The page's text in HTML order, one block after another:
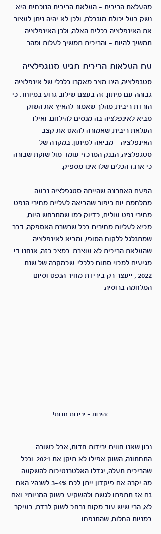
מהעלאת הריבית – העלאת הריבית הנוכחית היא
נשק בעל יכולת מוגבלת, ולכן לא יהיה ניתן לעצור
את האינפלציה בכלים האלה, ולכן האינפלציה
תמשיך להיות – והריבית תמשיך לעלות ומהר
עם העלאות הריבית תגיע סטגפלציה
סטגפלציה, הינו מצב מאקרו כלכלי של אינפלציה
גבוהה עם מיתון. זה בעצם שילוב גרוע במיוחד. כי
הורדת ריבית, מהלך שאמור להאיץ את השוק –
מביא לאינפלציה בה מנסים להילחם. ואילו
העלאת ריבית, שאמורה להאט את קצב
האינפלציה – מביאה למיתון. במקרה של
סטגפלציה, הבנק המרכזי עומד מול שוקת שבורה
כי ארגז הכלים שלו אינו מספיק.
הפעם האחרונה שהייתה סטגפלציה נבעה
ממלחמת יום כיפור שהביאה לעליית מחירי הנפט.
מחירי נפט עולים, בדיוק כמו שמתרחש היום,
מביא לעליות מחירים בכל שרשרת האספקה, דבר
שמתגלגל ללקוח הסופי, ומביא לאינפלציה
שהעלאת הריבית לא עוצרת. במצב כזה, אנחנו די
מגיעים למבוי סתום כלכלי. שבמקרה של שנת
2022 , ייעצר רק בירידת מחיר הנפט וסיום
המלחמה ברוסיה.
זהירות - ירידות חדות!
נכון שאנו חווים ירידות חדות, אבל בשורה
התחתונה, השוק אפילו לא תיקן את 2021. וככל
שהריבית תעלה, יגדלו האלטרנטיבות להשקעה.
מה יקרה אם פיקדון ייתן לכם 3-4% לשנה? האם
גם אז תתפתו לגשת ולהשקיע בשוק המניות? ואם
לא, הרי שיש עוד מקום נרחב לשוק לרדת, בעיקר
במניות החלום, שהתנפחו.